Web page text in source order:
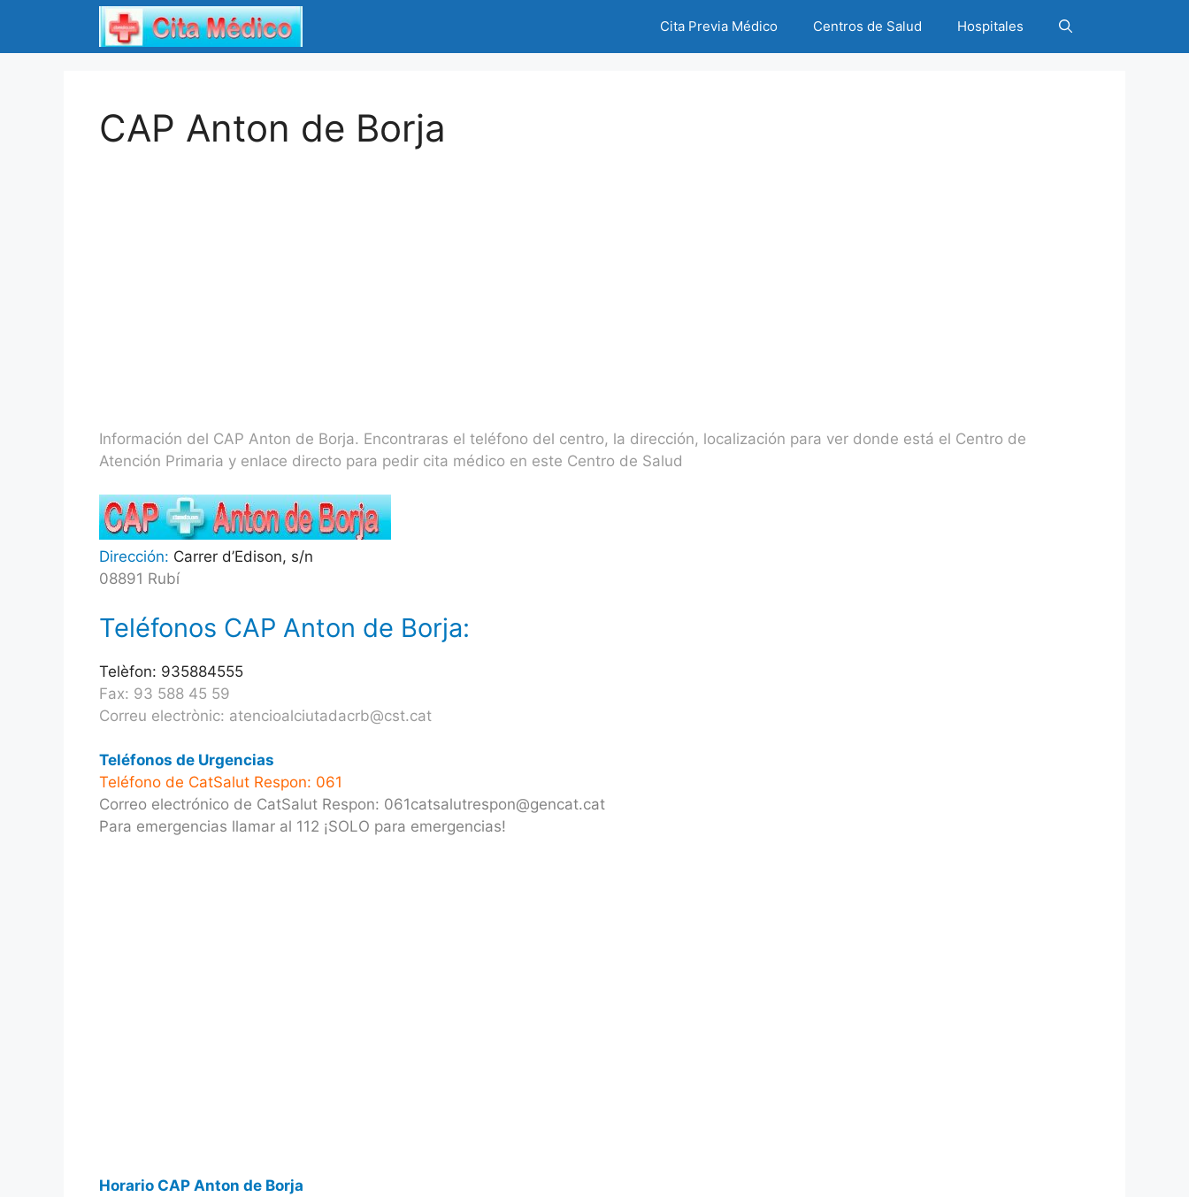
contenido
Cita Previa Médico Centros de Salud Hospitales
CAP Anton de Borja
Información del CAP Anton de Borja. Encontraras el teléfono del centro, la dirección, localización para ver donde está el Centro de
Atención Primaria y enlace directo para pedir cita médico en este Centro de Salud
Dirección: Carrer d’Edison, s/n
08891 Rubí
Teléfonos CAP Anton de Borja:
Telèfon: 935884555
Fax: 93 588 45 59
Correu electrònic: atencioalciutadacrb@cst.cat
Teléfonos de Urgencias
Teléfono de CatSalut Respon: 061
Correo electrónico de CatSalut Respon: 061catsalutrespon@gencat.cat
Para emergencias llamar al 112 ¡SOLO para emergencias!
Horario CAP Anton de Borja